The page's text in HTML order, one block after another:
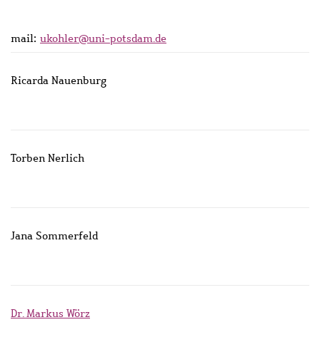
mail: ukohler@uni-potsdam.de
Ricarda Nauenburg
Torben Nerlich
Jana Sommerfeld
Dr. Markus Wörz